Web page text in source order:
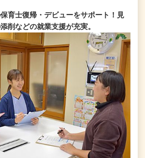
育士復帰・デビューをサポート！見
削などの就業支援が充実。